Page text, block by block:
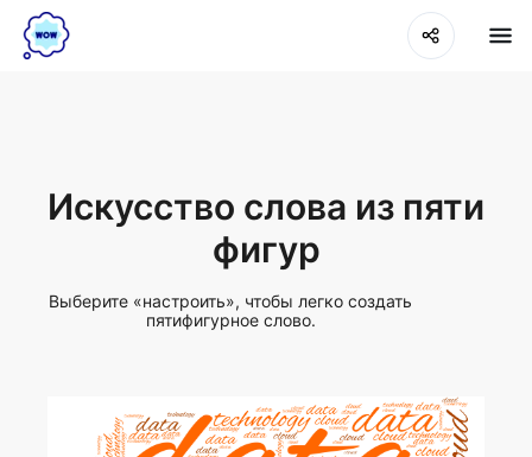
Искусство слова из пяти
фигур
Выберите «настроить», чтобы легко создать
пятифигурное слово.